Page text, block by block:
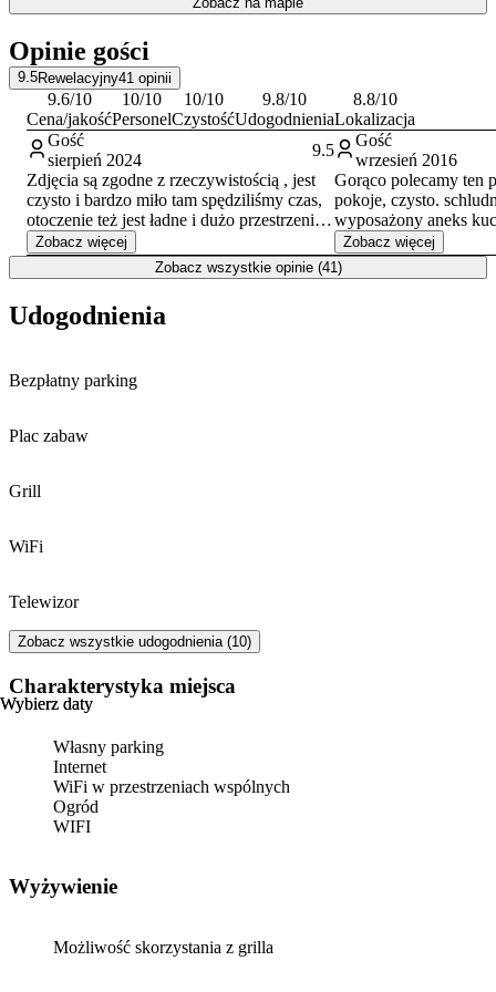
Kołobrzeski Skansen Morski, będący oddziałem Muzeum Oręża
Opinie gości
9.5Rewelacyjny41 opinii
9.6/10
Cena/jakość
10/10
Personel
10/10
Czystość
9.8/10
Udogodnienia
8.8/10
Lokalizacja
Gość
sierpień 2024
9.5
Zdjęcia są zgodne z rzeczywistością , jest
czysto i bardzo miło tam spędziliśmy czas,
otoczenie też jest ładne i dużo przestrzeni.
Brakuje tam basenu, jest tak ładnie ułożony
i otoczenie tylko czeka na basen.
Zobacz więcej
Gość
wrzesień 2016
Gorąco polecamy ten
pokoje, czysto.
wyposażony aneks
zadbany ogród, fajne
parking, dobry dojazd
w końcówce sierpnia
Zobacz więcej
Zobacz wszystkie opinie (41)
Wybierz daty
Wybierz daty
Udogodnienia
Bezpłatny parking
Plac zabaw
Grill
WiFi
Telewizor
Zobacz wszystkie udogodnienia (10)
Charakterystyka miejsca
Własny parking
Internet
WiFi w przestrzeniach wspólnych
Ogród
WIFI
Wyżywienie
Możliwość skorzystania z grilla